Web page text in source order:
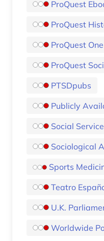
ProQuest
ProQuest
ProQuest
ProQuest
PTSDpubs
Publicly
Social
Sociological
Sports
Teatro
U.K.
Worldwide